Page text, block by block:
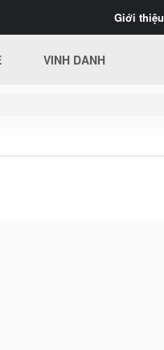
Giới thiệu
VINH DANH